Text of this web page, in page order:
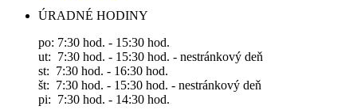
ÚRADNÉ HODINY
po: 7:30 hod. - 15:30 hod.
ut: 7:30 hod. - 15:30 hod. - nestránkový deň
st: 7:30 hod. - 16:30 hod.
št: 7:30 hod. - 15:30 hod. - nestránkový deň
pi: 7:30 hod. - 14:30 hod.